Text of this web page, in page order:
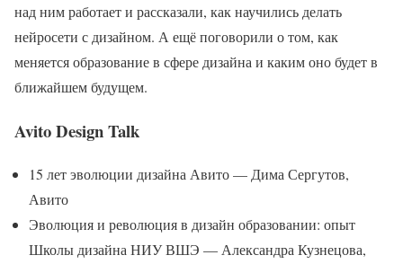
над ним работает и рассказали, как научились делать
нейросети с дизайном. А ещё поговорили о том, как
меняется образование в сфере дизайна и каким оно будет в
ближайшем будущем.
Avito Design Talk
15 лет эволюции дизайна Авито — Дима Сергутов,
Авито
Эволюция и революция в дизайн образовании: опыт
Школы дизайна НИУ ВШЭ — Александра Кузнецова,